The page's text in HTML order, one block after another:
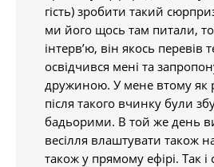
гість) зробити такий
ми його щось там питали,
інтерв’ю, він якось перевів
освідчився мені та
дружиною. У мене втому як
після такого вчинку були
бадьорими. В той же день
весілля влаштувати також
також у прямому ефірі. Так і